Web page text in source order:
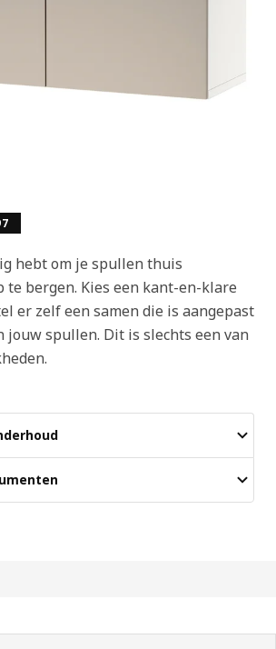
hebt om je spullen thuis
te bergen. Kies een kant-en-klare
er zelf een samen die is aangepast
jouw spullen. Dit is slechts een van